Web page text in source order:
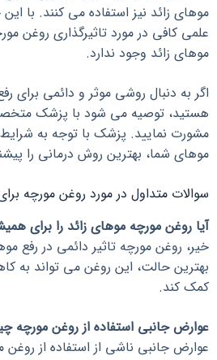
موهای زائد نیز استفاده می کنند. با
علمی کافی در مورد تاثیرگذاری روغن
موهای زائد وجود ندارد.
اگر به دنبال روشی موثر و دائمی برای
هستید، توصیه می شود با پزشک
مشورت نمایید. پزشک با توجه به
موهای شما، بهترین روش درمانی را
سوالات متداول در مورد روغن مورچه
آیا روغن مورچه موهای زائد را برای
خیر، روغن مورچه تاثیر دائمی در رفع
بهترین حالت، این روغن می تواند به
کمک کند.
عوارض جانبی استفاده از روغن مورچه
عوارض جانبی ناشی از استفاده از روغن